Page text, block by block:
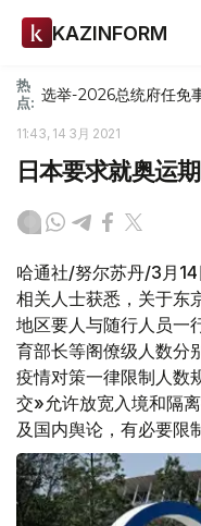
KAZINFORM
热
点: 选举-2026总统府任免
11:43, 14 3月 2021
日本要求就奥运
哈通社/努尔苏丹/3月
相关人士获悉，关于东
地区要人与随行人员一
育部长等阁僚级人数分
疫情对策一律限制人数
交»允许放宽入境和隔
及国内舆论，有必要限